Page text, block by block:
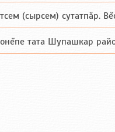
(сырсем) сутатпăр.
тата Шупашкар